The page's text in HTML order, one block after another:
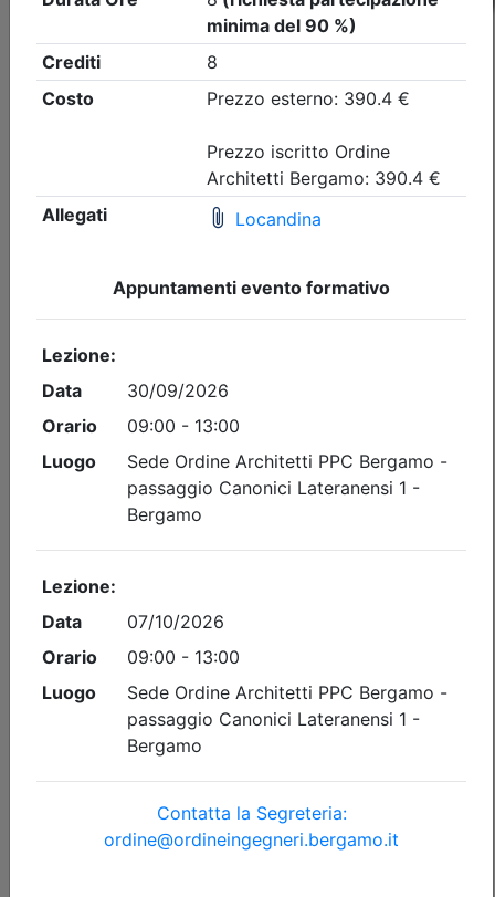
Dettagli evento
A pagamento
Ordine degli Ingegneri della provincia di Bergamo
Preventivazione & Contabilità
Date: 15/09/2026al05/11/2026
Crediti:
40 cfp
Tipologia:corso
Priorità iscrizioni
Dettagli evento